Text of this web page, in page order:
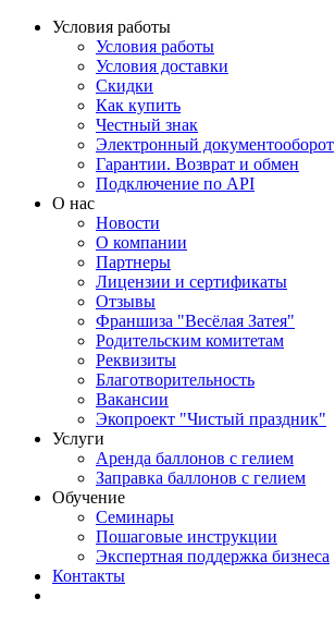
Условия работы
Условия работы
Условия доставки
Скидки
Как купить
Честный знак
Электронный документооборот
Гарантии. Возврат и обмен
Подключение по API
О нас
Новости
О компании
Партнеры
Лицензии и сертификаты
Отзывы
Франшиза "Весёлая Затея"
Родительским комитетам
Реквизиты
Благотворительность
Вакансии
Экопроект "Чистый праздник"
Услуги
Аренда баллонов с гелием
Заправка баллонов с гелием
Обучение
Семинары
Пошаговые инструкции
Экспертная поддержка бизнеса
Контакты